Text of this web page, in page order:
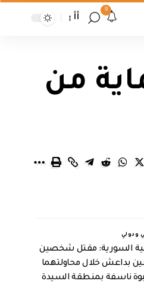
9
أأ
من
ودولي
السورية: مقتل شخصين
بداعش خلال محاولتهما
ناسفة بمنطقة السيدة